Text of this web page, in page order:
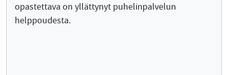
opastettava on yllättynyt puhelinpalvelun
helppoudesta.